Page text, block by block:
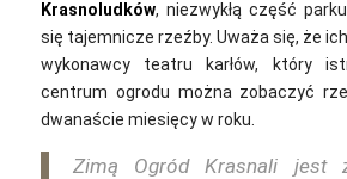
Krasnoludków, niezwykłą część
się tajemnicze rzeźby. Uważa się, że
wykonawcy teatru karłów, który
centrum ogrodu można zobaczyć
dwanaście miesięcy w roku.
Zimą Ogród Krasnali jest